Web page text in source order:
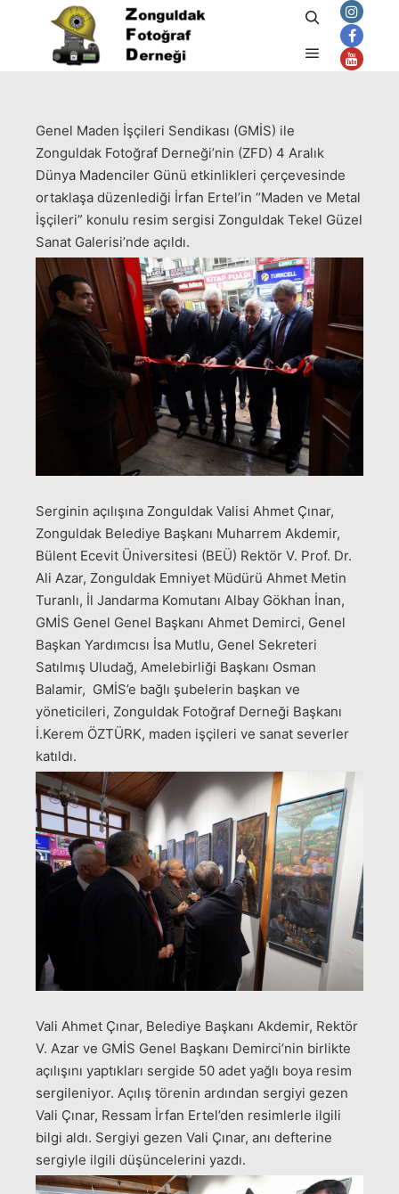
Ana menü
Aralık 5, 2017
Genel Maden İşçileri Sendikası (GMİS) ile
Zonguldak Fotoğraf Derneği’nin (ZFD) 4 Aralık
Dünya Madenciler Günü etkinlikleri çerçevesinde
ortaklaşa düzenlediği İrfan Ertel’in “Maden ve Metal
İşçileri” konulu resim sergisi Zonguldak Tekel Güzel
Sanat Galerisi’nde açıldı.
Serginin açılışına Zonguldak Valisi Ahmet Çınar,
Zonguldak Belediye Başkanı Muharrem Akdemir,
Bülent Ecevit Üniversitesi (BEÜ) Rektör V. Prof. Dr.
Ali Azar, Zonguldak Emniyet Müdürü Ahmet Metin
Turanlı, İl Jandarma Komutanı Albay Gökhan İnan,
GMİS Genel Genel Başkanı Ahmet Demirci, Genel
Başkan Yardımcısı İsa Mutlu, Genel Sekreteri
Satılmış Uludağ, Amelebirliği Başkanı Osman
Balamir, GMİS’e bağlı şubelerin başkan ve
yöneticileri, Zonguldak Fotoğraf Derneği Başkanı
İ.Kerem ÖZTÜRK, maden işçileri ve sanat severler
katıldı.
Vali Ahmet Çınar, Belediye Başkanı Akdemir, Rektör
V. Azar ve GMİS Genel Başkanı Demirci’nin birlikte
açılışını yaptıkları sergide 50 adet yağlı boya resim
sergileniyor. Açılış törenin ardından sergiyi gezen
Vali Çınar, Ressam İrfan Ertel’den resimlerle ilgili
bilgi aldı. Sergiyi gezen Vali Çınar, anı defterine
sergiyle ilgili düşüncelerini yazdı.